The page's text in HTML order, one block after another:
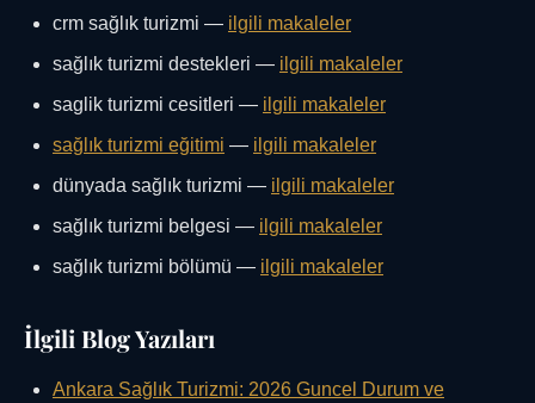
crm sağlık turizmi — ilgili makaleler
sağlık turizmi destekleri — ilgili makaleler
saglik turizmi cesitleri — ilgili makaleler
sağlık turizmi eğitimi — ilgili makaleler
dünyada sağlık turizmi — ilgili makaleler
sağlık turizmi belgesi — ilgili makaleler
sağlık turizmi bölümü — ilgili makaleler
İlgili Blog Yazıları
Ankara Sağlık Turizmi: 2026 Guncel Durum ve